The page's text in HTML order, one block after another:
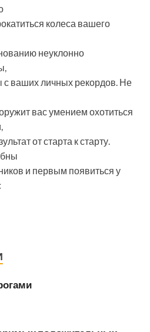
колеса вашего
неуклонно
с ваших личных рекордов. Не
вас умением охотиться
от старта к старту.
и первым появиться у